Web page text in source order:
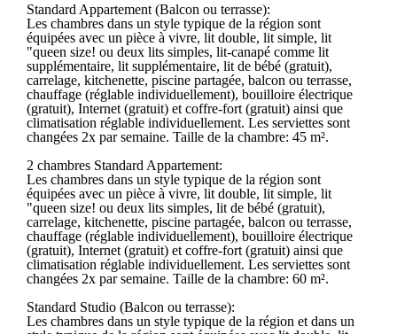
Standard Appartement (Balcon ou terrasse):
Les chambres dans un style typique de la région sont
équipées avec un pièce à vivre, lit double, lit simple, lit
"queen size! ou deux lits simples, lit-canapé comme lit
supplémentaire, lit supplémentaire, lit de bébé (gratuit),
carrelage, kitchenette, piscine partagée, balcon ou terrasse,
chauffage (réglable individuellement), bouilloire électrique
(gratuit), Internet (gratuit) et coffre-fort (gratuit) ainsi que
climatisation réglable individuellement. Les serviettes sont
changées 2x par semaine. Taille de la chambre: 45 m².
2 chambres Standard Appartement:
Les chambres dans un style typique de la région sont
équipées avec un pièce à vivre, lit double, lit simple, lit
"queen size! ou deux lits simples, lit de bébé (gratuit),
carrelage, kitchenette, piscine partagée, balcon ou terrasse,
chauffage (réglable individuellement), bouilloire électrique
(gratuit), Internet (gratuit) et coffre-fort (gratuit) ainsi que
climatisation réglable individuellement. Les serviettes sont
changées 2x par semaine. Taille de la chambre: 60 m².
Standard Studio (Balcon ou terrasse):
Les chambres dans un style typique de la région et dans un